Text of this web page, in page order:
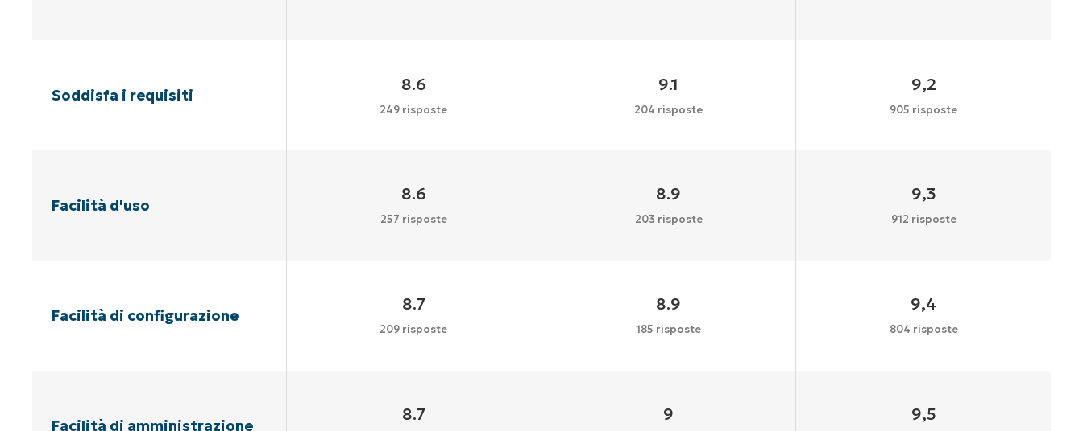
Soddisfa i requisiti
8.6
249 risposte
9.1
204 risposte
9,2
905 risposte
Facilità d'uso
8.6
257 risposte
8.9
203 risposte
9,3
912 risposte
Facilità di configurazione
8.7
209 risposte
8.9
185 risposte
9,4
804 risposte
Facilità di amministrazione
8.7 9 9,5